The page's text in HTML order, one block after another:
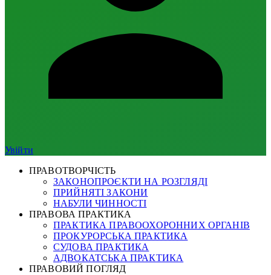
Увійти
ПРАВОТВОРЧІСТЬ
ЗАКОНОПРОЄКТИ НА РОЗГЛЯДІ
ПРИЙНЯТІ ЗАКОНИ
НАБУЛИ ЧИННОСТІ
ПРАВОВА ПРАКТИКА
ПРАКТИКА ПРАВООХОРОННИХ ОРГАНІВ
ПРОКУРОРСЬКА ПРАКТИКА
СУДОВА ПРАКТИКА
АДВОКАТСЬКА ПРАКТИКА
ПРАВОВИЙ ПОГЛЯД